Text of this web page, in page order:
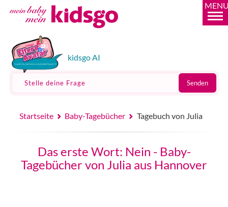
kidsgo AI
Stelle deine Frage Senden
Startseite Baby-Tagebücher Tagebuch von Julia
Das erste Wort: Nein - Baby-
Tagebücher von Julia aus Hannover